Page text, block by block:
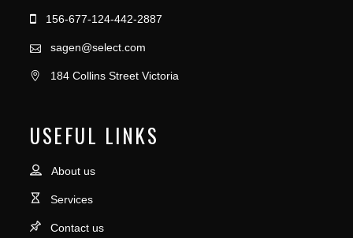
156-677-124-442-2887
sagen@select.com
184 Collins Street Victoria
USEFUL LINKS
About us
Services
Contact us